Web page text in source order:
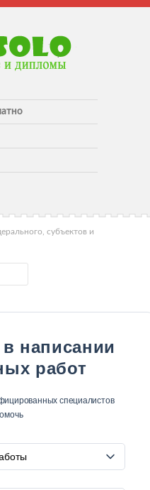
субъектов и
написании
работ
специалистов